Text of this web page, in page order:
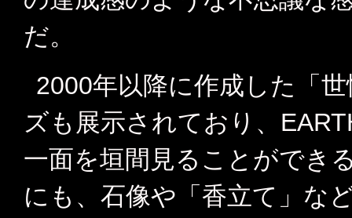
だ。
2000年以降に作成した「
ズも展示されており、
一面を垣間見ることができ
にも、石像や「香立て」な